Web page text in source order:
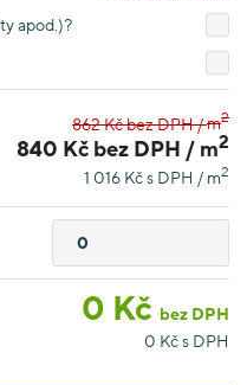
apod.)?
862 Kč bez DPH /m2
840 Kč bez DPH / m2
1 016 Kč s DPH / m2
0 Kč bez DPH
0 Kč s DPH